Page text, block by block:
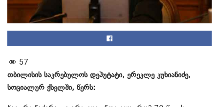
57
თბილისის საკრებულოს დეპუტატი, ერეკლე კუხიანიძე,
სოციალურ ქსელში, წერს: